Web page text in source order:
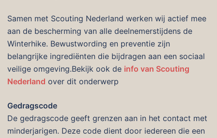
Samen met Scouting Nederland werken wij actief mee
aan de bescherming van alle deelnemerstijdens de
Winterhike. Bewustwording en preventie zijn
belangrijke ingrediënten die bijdragen aan een sociaal
veilige omgeving.Bekijk ook de info van Scouting
Nederland over dit onderwerp
Gedragscode
De gedragscode geeft grenzen aan in het contact met
minderjarigen. Deze code dient door iedereen die een